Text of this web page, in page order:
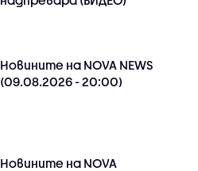
Новините на NOVA NEWS
(09.08.2026 - 20:00)
Новините на NOVA